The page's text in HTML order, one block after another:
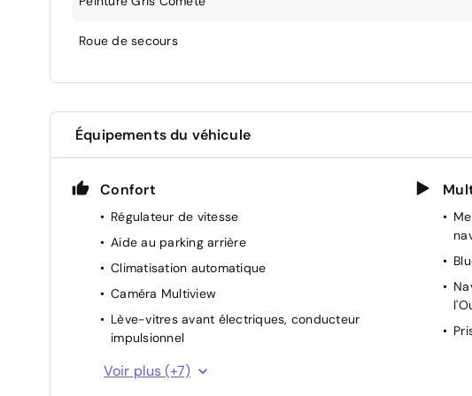
Roue de secours
Équipements du véhicule
Confort
Régulateur de vitesse
Aide au parking arrière
Climatisation automatique
Caméra Multiview
Lève-vitres avant électriques, conducteur
impulsionnel
ECO Mode
Voir plus (+7)